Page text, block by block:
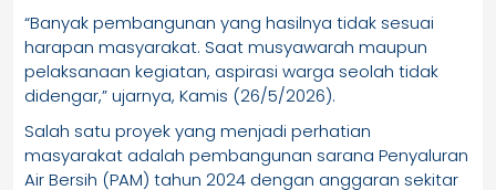
“Banyak pembangunan yang hasilnya tidak sesuai
harapan masyarakat. Saat musyawarah maupun
pelaksanaan kegiatan, aspirasi warga seolah tidak
didengar,” ujarnya, Kamis (26/5/2026).
Salah satu proyek yang menjadi perhatian
masyarakat adalah pembangunan sarana Penyaluran
Air Bersih (PAM) tahun 2024 dengan anggaran sekitar